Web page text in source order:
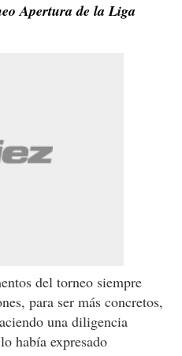
Apertura de la Liga
del torneo siempre
para ser más concretos,
una diligencia
había expresado